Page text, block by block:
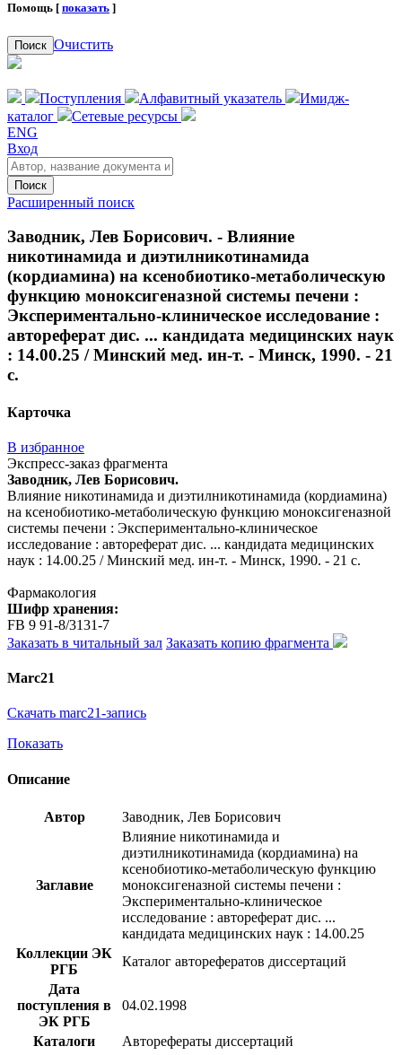
Помощь [ показать ]
Поиск Очистить
Поступления Алфавитный указатель
Имидж-
каталог
Сетевые ресурсы
ENG
Вход
Поиск
Расширенный поиск
Заводник, Лев Борисович. - Влияние
никотинамида и диэтилникотинамида
(кордиамина) на ксенобиотико-метаболическую
функцию моноксигеназной системы печени :
Экспериментально-клиническое исследование :
автореферат дис. ... кандидата медицинских наук
: 14.00.25 / Минский мед. ин-т. - Минск, 1990. - 21
с.
Карточка
В избранное
Экспресс-заказ фрагмента
Заводник, Лев Борисович.
Влияние никотинамида и диэтилникотинамида (кордиамина)
на ксенобиотико-метаболическую функцию моноксигеназной
системы печени : Экспериментально-клиническое
исследование : автореферат дис. ... кандидата медицинских
наук : 14.00.25 / Минский мед. ин-т. - Минск, 1990. - 21 с.
Фармакология
Шифр хранения:
FB 9 91-8/3131-7
Заказать в читальный зал Заказать копию фрагмента
Marc21
Скачать marc21-запись
Показать
Описание
Автор Заводник, Лев Борисович
Заглавие
Влияние никотинамида и
диэтилникотинамида (кордиамина) на
ксенобиотико-метаболическую функцию
моноксигеназной системы печени :
Экспериментально-клиническое
исследование : автореферат дис. ...
кандидата медицинских наук : 14.00.25
Коллекции ЭК
РГБ
Каталог авторефератов диссертаций
Дата
поступления в
ЭК РГБ
04.02.1998
Каталоги
Авторефераты диссертаций